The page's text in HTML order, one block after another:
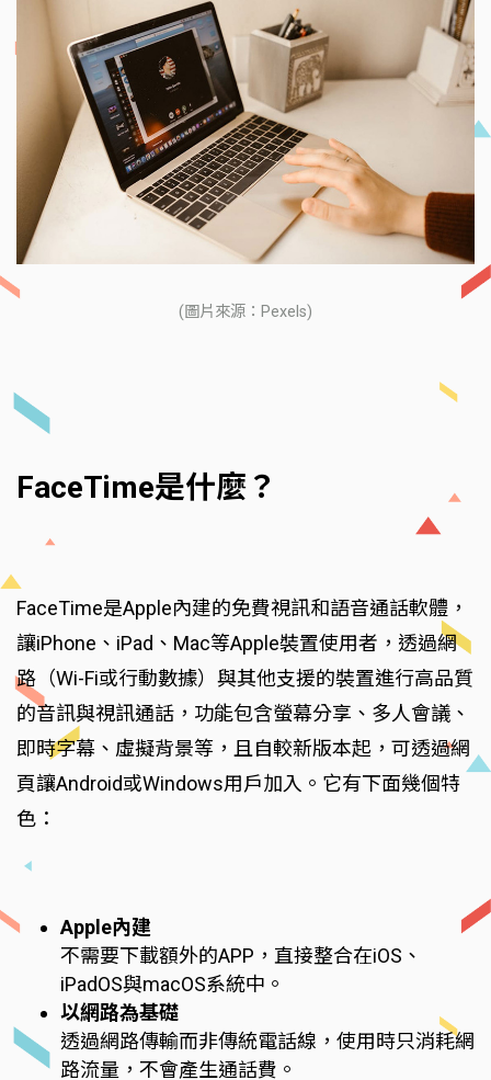
(圖片來源：Pexels)
FaceTime是什麼？
FaceTime是Apple內建的免費視訊和語音通話軟體，
讓iPhone、iPad、Mac等Apple裝置使用者，透過網
路（Wi-Fi或行動數據）與其他支援的裝置進行高品質
的音訊與視訊通話，功能包含螢幕分享、多人會議、
即時字幕、虛擬背景等，且自較新版本起，可透過網
頁讓Android或Windows用戶加入。它有下面幾個特
色：
Apple內建
不需要下載額外的APP，直接整合在iOS、
iPadOS與macOS系統中。
以網路為基礎
透過網路傳輸而非傳統電話線，使用時只消耗網
路流量，不會產生通話費。